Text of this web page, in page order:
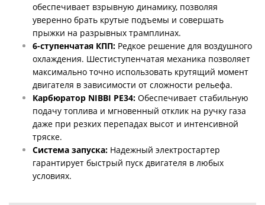
обеспечивает взрывную динамику, позволяя
уверенно брать крутые подъемы и совершать
прыжки на разрывных трамплинах.
6-ступенчатая КПП: Редкое решение для воздушного
охлаждения. Шестиступенчатая механика позволяет
максимально точно использовать крутящий момент
двигателя в зависимости от сложности рельефа.
Карбюратор NIBBI PE34: Обеспечивает стабильную
подачу топлива и мгновенный отклик на ручку газа
даже при резких перепадах высот и интенсивной
тряске.
Система запуска: Надежный электростартер
гарантирует быстрый пуск двигателя в любых
условиях.